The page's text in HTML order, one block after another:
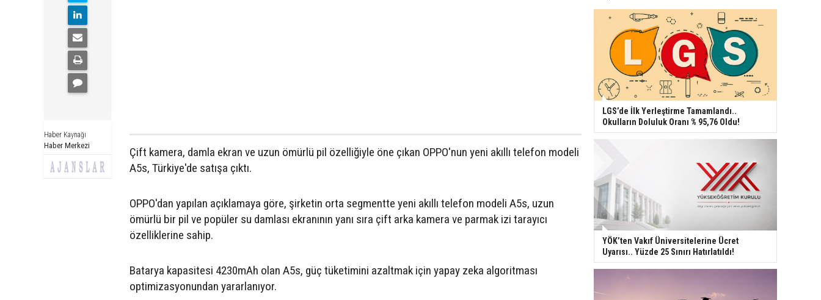
Haber Kaynağı
Haber Merkezi
Çift kamera, damla ekran ve uzun ömürlü pil özelliğiyle öne çıkan OPPO'nun yeni akıllı telefon modeli
A5s, Türkiye'de satışa çıktı.
OPPO'dan yapılan açıklamaya göre, şirketin orta segmentte yeni akıllı telefon modeli A5s, uzun
ömürlü bir pil ve popüler su damlası ekranının yanı sıra çift arka kamera ve parmak izi tarayıcı
özelliklerine sahip.
Batarya kapasitesi 4230mAh olan A5s, güç tüketimini azaltmak için yapay zeka algoritması
optimizasyonundan yararlanıyor.
LGS’de İlk Yerleştirme Tamamlandı..
Okulların Doluluk Oranı % 95,76 Oldu!
YÖK’ten Vakıf Üniversitelerine Ücret
Uyarısı.. Yüzde 25 Sınırı Hatırlatıldı!